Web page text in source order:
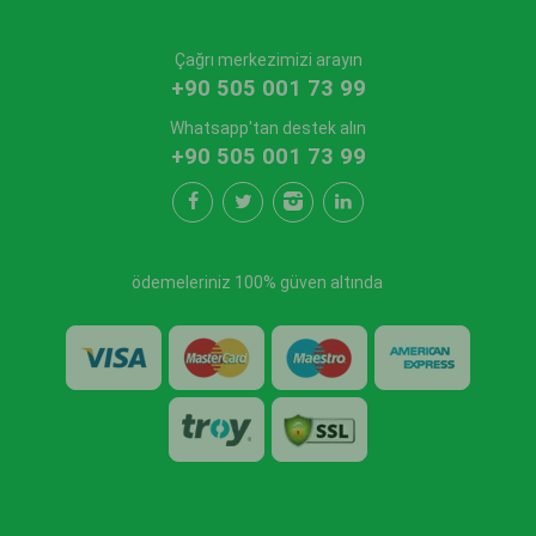
Çağrı merkezimizi arayın
+90 505 001 73 99
Whatsapp'tan destek alın
+90 505 001 73 99
ödemeleriniz 100% güven altında